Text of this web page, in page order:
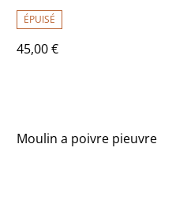
ÉPUISÉ
45,00 €
Moulin a poivre pieuvre